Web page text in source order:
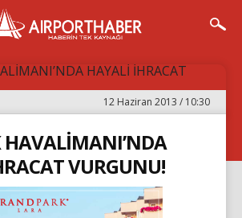
12 Haziran 2013 / 10:30
VURGUNU!